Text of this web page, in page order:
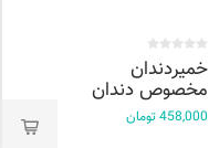
خمیردندان
مخصوص دندان
لمینت و کامپوزیت
میسویک 75 میل
458,000 تومان